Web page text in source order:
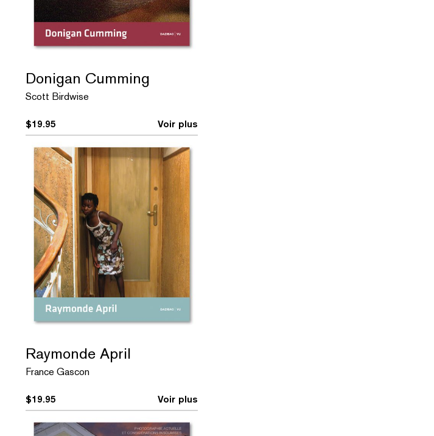
Donigan Cumming
Scott Birdwise
$19.95 Voir plus
Raymonde April
France Gascon
$19.95 Voir plus